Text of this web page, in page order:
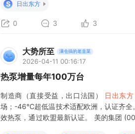
S
日出东方
0 3 3
大势所至 满仓搞的老韭菜
2026-04-11 00:16:17
热泵增量每年100万台
制造商（直接受益，出口法国） 日出东方
场；-46℃超低温技术适配欧洲，认证齐
效热泵，通过欧盟最新认证。 美的集团